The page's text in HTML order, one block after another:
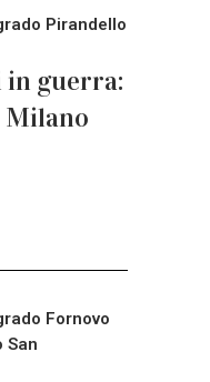
Pirandello
in guerra:
Milano
Fornovo
San